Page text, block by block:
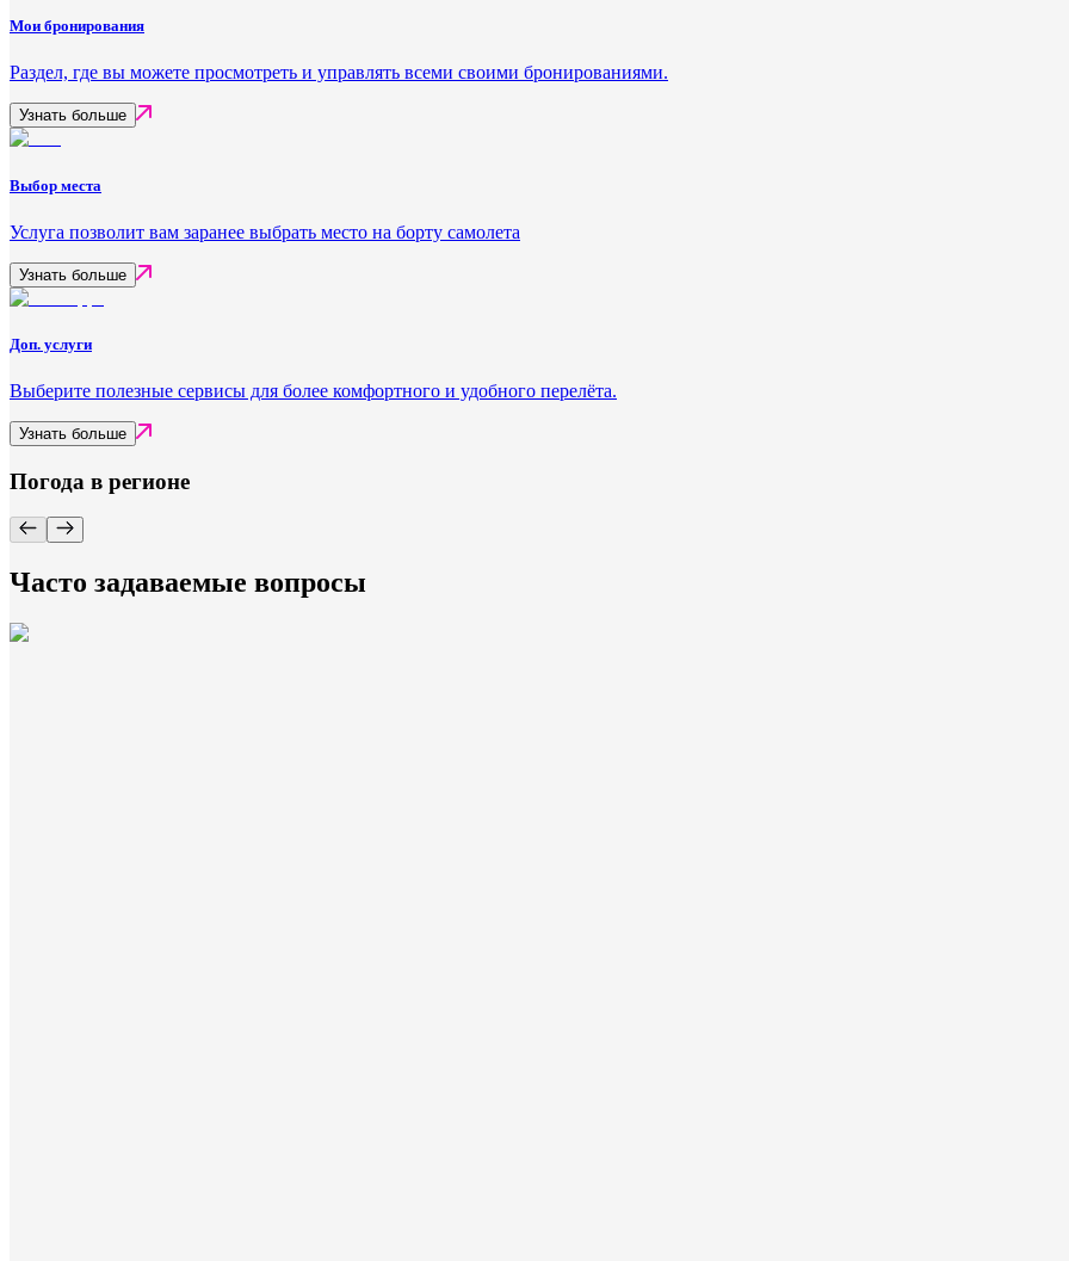
Мои бронирования
Раздел, где вы можете просмотреть и управлять всеми своими бронированиями.
Узнать больше
Выбор места
Услуга позволит вам заранее выбрать место на борту самолета
Узнать больше
Доп. услуги
Выберите полезные сервисы для более комфортного и удобного перелёта.
Узнать больше
Погода в регионе
Часто задаваемые вопросы